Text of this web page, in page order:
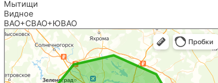
Мытищи
Видное
ВАО+СВАО+ЮВАО